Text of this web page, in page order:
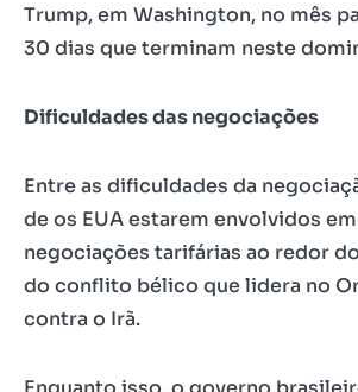
Trump, em Washington, no mês
30 dias que terminam neste
Dificuldades das negociações
Entre as dificuldades da
de os EUA estarem envolvidos
negociações tarifárias ao redor
do conflito bélico que lidera no
contra o Irã.